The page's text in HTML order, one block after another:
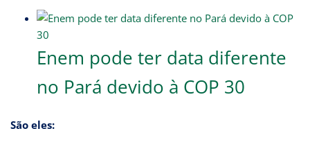
Enem pode ter data diferente
no Pará devido à COP 30
São eles: